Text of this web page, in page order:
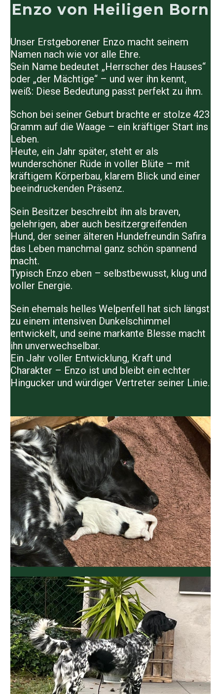
Enzo von Heiligen Born
Unser Erstgeborener Enzo macht seinem
Namen nach wie vor alle Ehre.
Sein Name bedeutet „Herrscher des Hauses“
oder „der Mächtige“ – und wer ihn kennt,
weiß: Diese Bedeutung passt perfekt zu ihm.
Schon bei seiner Geburt brachte er stolze 423
Gramm auf die Waage – ein kräftiger Start ins
Leben.
Heute, ein Jahr später, steht er als
wunderschöner Rüde in voller Blüte – mit
kräftigem Körperbau, klarem Blick und einer
beeindruckenden Präsenz.
Sein Besitzer beschreibt ihn als braven,
gelehrigen, aber auch besitzergreifenden
Hund, der seiner älteren Hundefreundin Safira
das Leben manchmal ganz schön spannend
macht.
Typisch Enzo eben – selbstbewusst, klug und
voller Energie.
Sein ehemals helles Welpenfell hat sich längst
zu einem intensiven Dunkelschimmel
entwickelt, und seine markante Blesse macht
ihn unverwechselbar.
Ein Jahr voller Entwicklung, Kraft und
Charakter – Enzo ist und bleibt ein echter
Hingucker und würdiger Vertreter seiner Linie.